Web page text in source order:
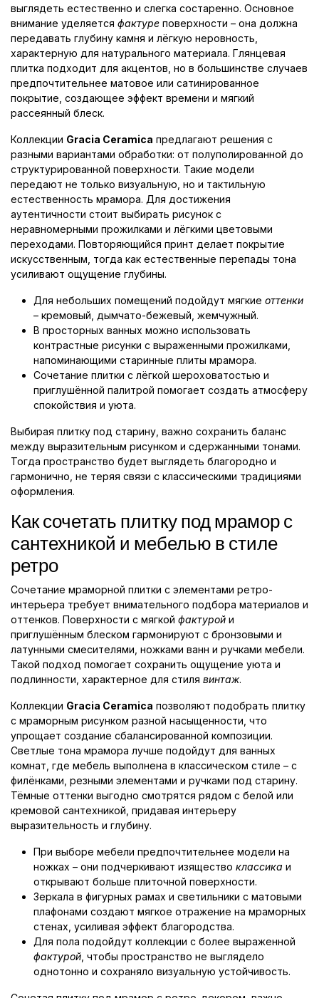
выглядеть естественно и слегка состаренно. Основное
внимание уделяется фактуре поверхности – она должна
передавать глубину камня и лёгкую неровность,
характерную для натурального материала. Глянцевая
плитка подходит для акцентов, но в большинстве случаев
предпочтительнее матовое или сатинированное
покрытие, создающее эффект времени и мягкий
рассеянный блеск.
Коллекции Gracia Ceramica предлагают решения с
разными вариантами обработки: от полуполированной до
структурированной поверхности. Такие модели
передают не только визуальную, но и тактильную
естественность мрамора. Для достижения
аутентичности стоит выбирать рисунок с
неравномерными прожилками и лёгкими цветовыми
переходами. Повторяющийся принт делает покрытие
искусственным, тогда как естественные перепады тона
усиливают ощущение глубины.
Для небольших помещений подойдут мягкие оттенки
– кремовый, дымчато-бежевый, жемчужный.
В просторных ванных можно использовать
контрастные рисунки с выраженными прожилками,
напоминающими старинные плиты мрамора.
Сочетание плитки с лёгкой шероховатостью и
приглушённой палитрой помогает создать атмосферу
спокойствия и уюта.
Выбирая плитку под старину, важно сохранить баланс
между выразительным рисунком и сдержанными тонами.
Тогда пространство будет выглядеть благородно и
гармонично, не теряя связи с классическими традициями
оформления.
Как сочетать плитку под мрамор с
сантехникой и мебелью в стиле
ретро
Сочетание мраморной плитки с элементами ретро-
интерьера требует внимательного подбора материалов и
оттенков. Поверхности с мягкой фактурой и
приглушённым блеском гармонируют с бронзовыми и
латунными смесителями, ножками ванн и ручками мебели.
Такой подход помогает сохранить ощущение уюта и
подлинности, характерное для стиля винтаж.
Коллекции Gracia Ceramica позволяют подобрать плитку
с мраморным рисунком разной насыщенности, что
упрощает создание сбалансированной композиции.
Светлые тона мрамора лучше подойдут для ванных
комнат, где мебель выполнена в классическом стиле – с
филёнками, резными элементами и ручками под старину.
Тёмные оттенки выгодно смотрятся рядом с белой или
кремовой сантехникой, придавая интерьеру
выразительность и глубину.
При выборе мебели предпочтительнее модели на
ножках – они подчеркивают изящество классика и
открывают больше плиточной поверхности.
Зеркала в фигурных рамах и светильники с матовыми
плафонами создают мягкое отражение на мраморных
стенах, усиливая эффект благородства.
Для пола подойдут коллекции с более выраженной
фактурой , чтобы пространство не выглядело
однотонно и сохраняло визуальную устойчивость.